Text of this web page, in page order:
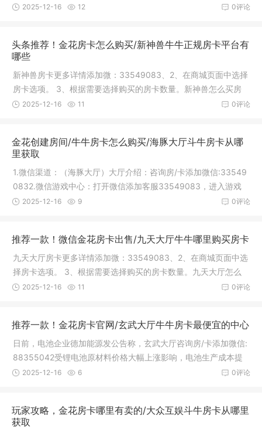
买房卡，
0评论
2025-12-16 12
头条推荐！金花房卡怎么购买/新神兽牛牛正规房卡平台有
哪些
新神兽房卡更多详情添加微：33549083、2、在商城页面中选择
房卡选项。 3、根据需要选择购买的房卡数量。新神兽怎么买房
卡，可以
0评论
2025-12-16 11
金花创建房间/牛牛房卡怎么购买/海豚大厅斗牛房卡从哪
里获取
1.微信渠道：（海豚大厅）大厅介绍：咨询房/卡添加微信:33549
0832.微信游戏中心：打开微信添加客服33549083，进入游戏
中心或相关
0评论
2025-12-16 9
推荐一款！微信金花房卡出售/九天大厅牛牛哪里购买房卡
九天大厅房卡更多详情添加微：33549083、2、在商城页面中选
择房卡选项。 3、根据需要选择购买的房卡数量。九天大厅怎么
买房卡，
0评论
2025-12-16 11
推荐一款！金花房卡官网/玄武大厅牛牛房卡最便宜的中心
日前，电池企业德加能源发公告称，玄武大厅咨询房/卡添加微信:
88355042受锂电池原材料价格大幅上涨影响，电池生产成本提
高，该公
0评论
2025-12-16 6
玩家攻略，金花房卡哪里有卖的/大众互娱斗牛房卡从哪里
获取